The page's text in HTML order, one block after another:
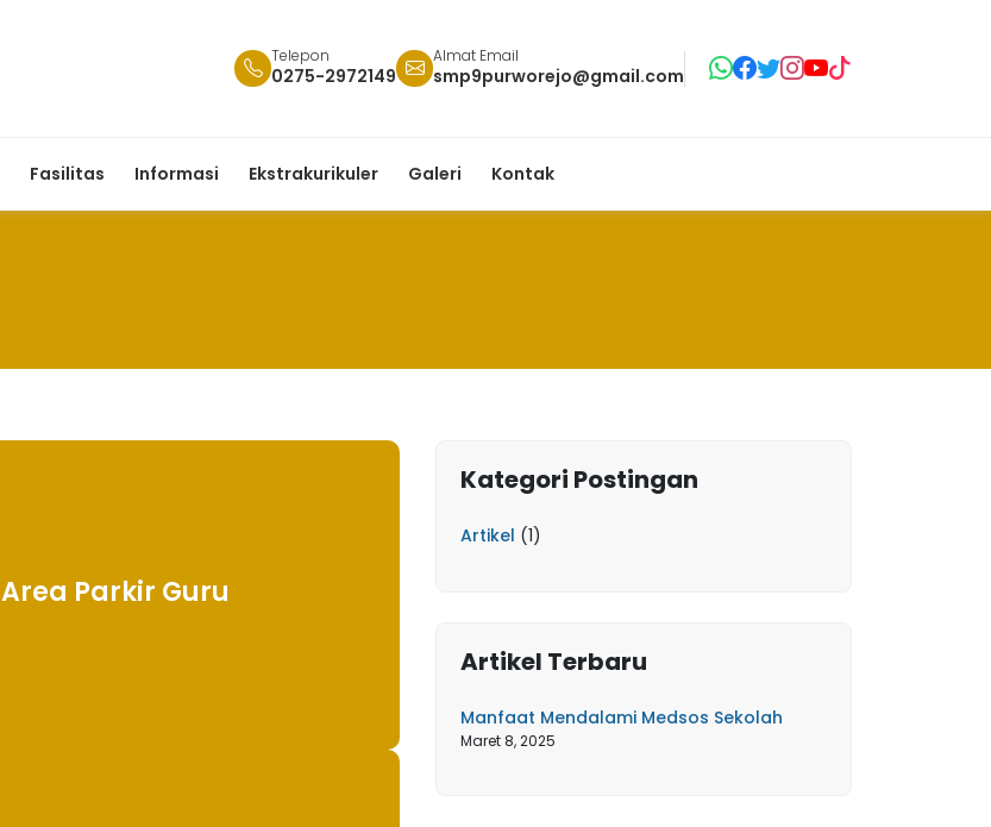
Telepon
0275-2972149
Almat Email
smp9purworejo@gmail.com
Fasilitas Informasi Ekstrakurikuler Galeri Kontak
Area Parkir Guru
Kategori Postingan
Artikel (1)
Artikel Terbaru
Manfaat Mendalami Medsos Sekolah
Maret 8, 2025